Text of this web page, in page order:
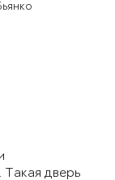
Такая дверь